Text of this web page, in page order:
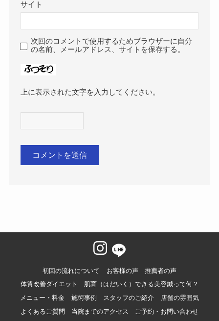
サイト
次回のコメントで使用するためブラウザーに自分
の名前、メールアドレス、サイトを保存する。
上に表示された文字を入力してください。
初回の流れについて お客様の声
推薦者の声
体質改善ダイエット
肌育（はだいく）できる美容鍼って何？
メニュー・料金
施術事例 スタッフのご紹介
店舗の雰囲気
よくあるご質問
当院までのアクセス ご予約・お問い合わせ